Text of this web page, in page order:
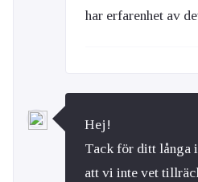
har erfarenhet av
Hej!
Tack för ditt långa
att vi inte vet